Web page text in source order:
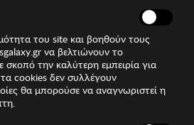
του site και βοηθούν τους
να βελτιώνουν το
σκοπό την καλύτερη εμπειρία για
cookies δεν συλλέγουν
θα μπορούσε να αναγνωριστεί η